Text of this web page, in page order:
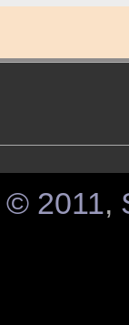
© 2011,